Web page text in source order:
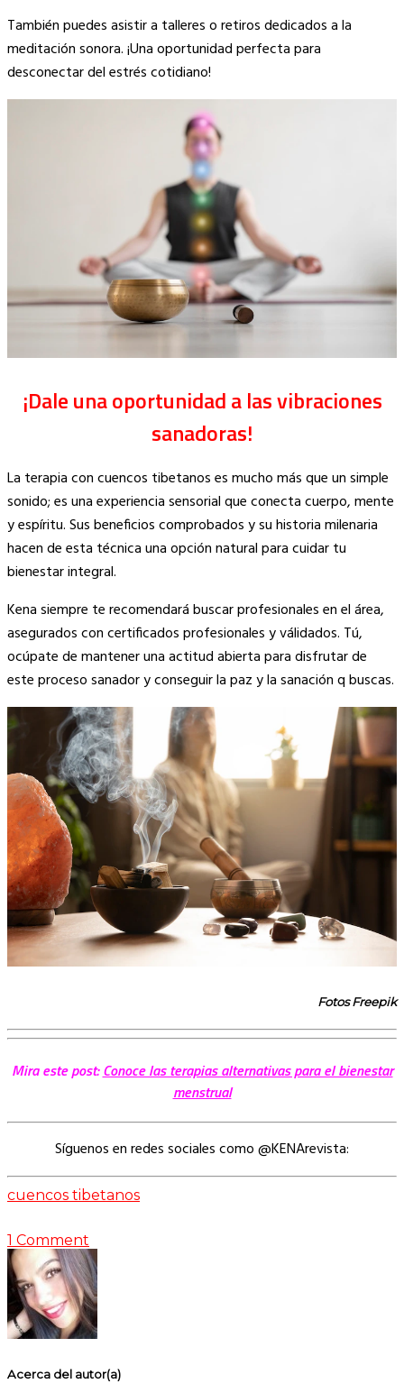
También puedes asistir a talleres o retiros dedicados a la
meditación sonora. ¡Una oportunidad perfecta para
desconectar del estrés cotidiano!
¡Dale una oportunidad a las vibraciones
sanadoras!
La terapia con cuencos tibetanos es mucho más que un simple
sonido; es una experiencia sensorial que conecta cuerpo, mente
y espíritu. Sus beneficios comprobados y su historia milenaria
hacen de esta técnica una opción natural para cuidar tu
bienestar integral.
Kena siempre te recomendará buscar profesionales en el área,
asegurados con certificados profesionales y válidados. Tú,
ocúpate de mantener una actitud abierta para disfrutar de
este proceso sanador y conseguir la paz y la sanación q buscas.
Fotos Freepik
Mira este post:Conoce las terapias alternativas para el bienestar
menstrual
Síguenos en redes sociales como @KENArevista:
cuencos tibetanos
1 Comment
Acerca del autor(a)